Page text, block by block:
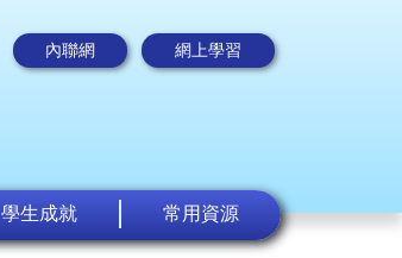
內聯網 網上學習
學生成就 常用資源